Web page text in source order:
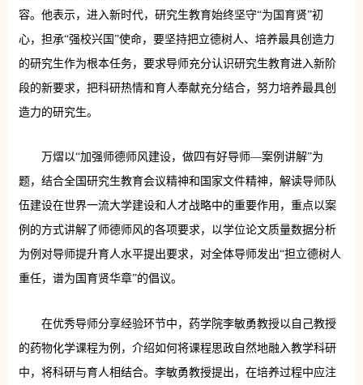
容。他表示，进入新时代，研究生教育始终坚守“为国育贤”初
心，担承“强校兴国”使命，要坚持把立德树人、培养最具创造力
的研究生作为根本任务，要求导师充分认识研究生教育进入新阶
段的新要求，把科研热情和育人奉献充分结合，努力培养最具创
造力的研究生。
万熠以“加强师德师风建设，做四有好导师—案例讲解”为
题，结合全国研究生教育会议精神和国家文件精神，解读导师队
伍建设在世界一流大学建设和人才战略中的重要作用，重点以案
例的方式讲解了师德师风的各项要求，以学位论文质量数据分析
为例对导师提升育人水平提出要求，对全体导师发出“担立德树人
重任，谱为国育贤华章”的倡议。
在优秀导师分享经验环节中，药学院李敏勇教授以自己教授
的药物化学课程为例，介绍如何将课程思政自然地融入教学科研
中，将科研与育人相结合。李敏勇教授提出，在培养过程中应注